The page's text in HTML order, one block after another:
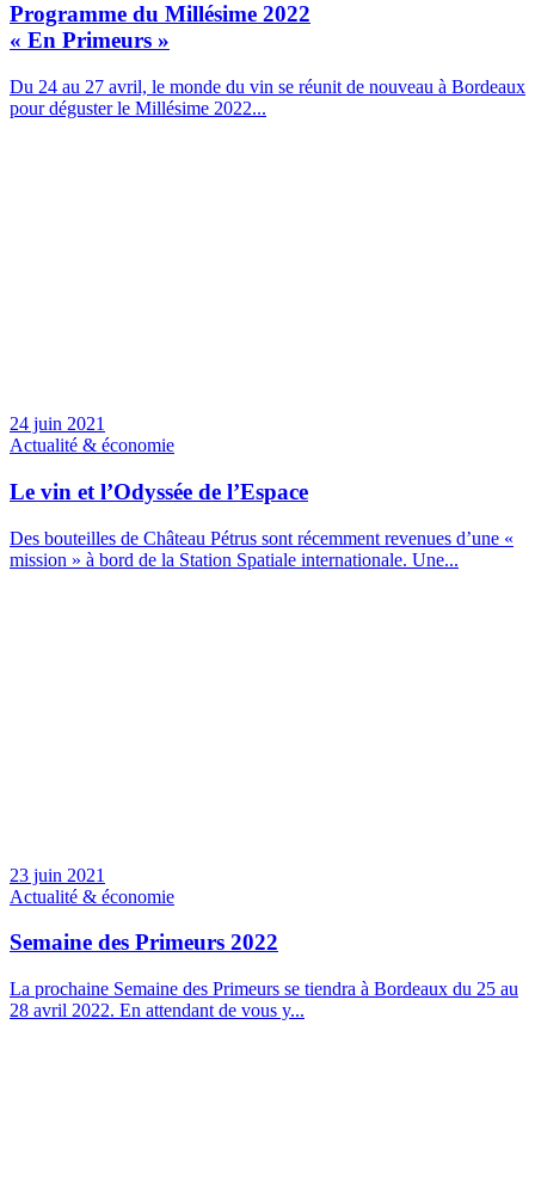
Programme du Millésime 2022
« En Primeurs »
Du 24 au 27 avril, le monde du vin se réunit de nouveau à Bordeaux
pour déguster le Millésime 2022...
24 juin 2021
Actualité & économie
Le vin et l’Odyssée de l’Espace
Des bouteilles de Château Pétrus sont récemment revenues d’une «
mission » à bord de la Station Spatiale internationale. Une...
23 juin 2021
Actualité & économie
Semaine des Primeurs 2022
La prochaine Semaine des Primeurs se tiendra à Bordeaux du 25 au
28 avril 2022. En attendant de vous y...